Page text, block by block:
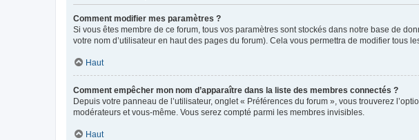
Comment modifier mes paramètres ?
Si vous êtes membre de ce forum, tous vos paramètres sont stockés dans notre base de
votre nom d’utilisateur en haut des pages du forum). Cela vous permettra de modifier tous
Haut
Comment empêcher mon nom d’apparaître dans la liste des membres connectés ?
Depuis votre panneau de l’utilisateur, onglet « Préférences du forum », vous trouverez
modérateurs et vous-même. Vous serez compté parmi les membres invisibles.
Haut